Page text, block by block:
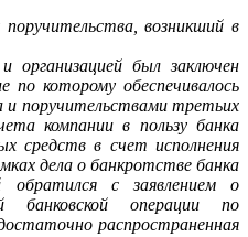
возникший в
был заключен
по которому обеспечивалось
поручительствами третьих
компании в пользу банка
средств в счет исполнения
дела о банкротстве банка
обратился с заявлением о
банковской операции по
распространенная